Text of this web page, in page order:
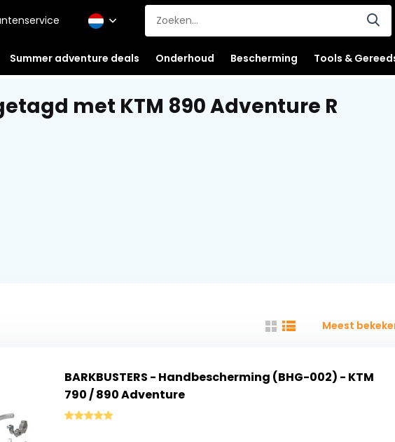
Summer adventure deals Onderhoud Bescherming Tools &
met KTM 890 Adventure R
Meest
BARKBUSTERS - Handbescherming (BHG-002) - KTM
790 / 890 Adventure